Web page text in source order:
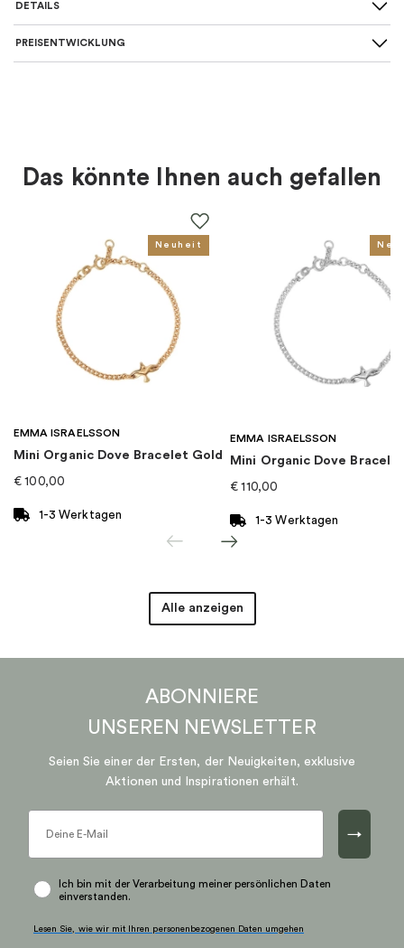
DETAILS
SKU
Diamant
Goldkarat 18K
Für wen Damen
Kategorie:
Marke Nordic Spectra
PREISENTWICKLUNG
Das könnte Ihnen auch gefallen
Neuheit
EMMA ISRAELSSON
Mini Organic Dove Bracelet Gold
€ 100,00
1-3 Werktagen
EMMA ISRAELSSON
Mini Organic Dove
€ 110,00
1-3 Werktagen
Alle anzeigen
ABONNIERE
UNSEREN NEWSLETTER
Seien Sie einer der Ersten, der Neuigkeiten, exklusive
Aktionen und Inspirationen erhält.
→
Ich bin mit der Verarbeitung meiner persönlichen Daten
einverstanden.
Lesen Sie, wie wir mit Ihren personenbezogenen Daten umgehen